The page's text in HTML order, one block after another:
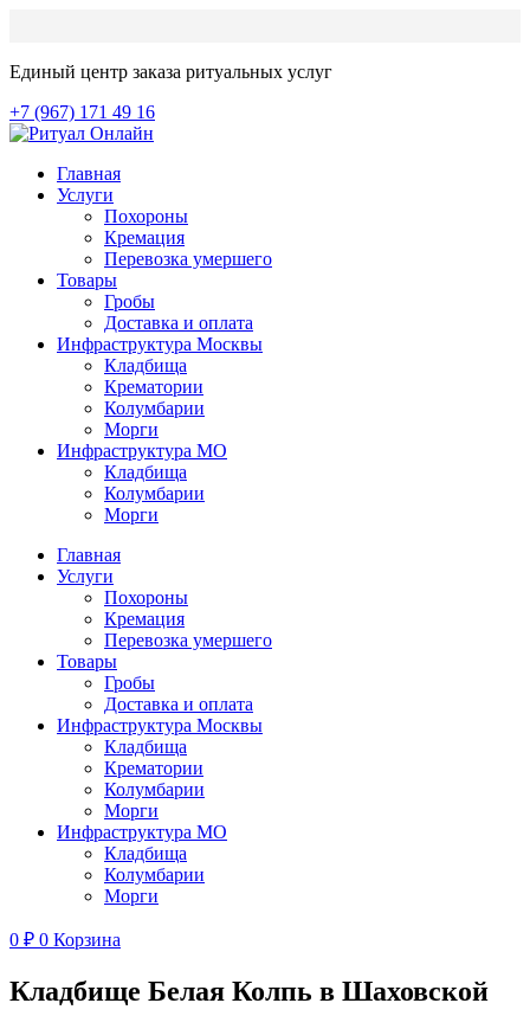
Единый центр заказа ритуальных услуг
+7 (967) 171 49 16
Главная
Услуги
Похороны
Кремация
Перевозка умершего
Товары
Гробы
Доставка и оплата
Инфраструктура Москвы
Кладбища
Крематории
Колумбарии
Морги
Инфраструктура МО
Кладбища
Колумбарии
Морги
Главная
Услуги
Похороны
Кремация
Перевозка умершего
Товары
Гробы
Доставка и оплата
Инфраструктура Москвы
Кладбища
Крематории
Колумбарии
Морги
Инфраструктура МО
Кладбища
Колумбарии
Морги
0 ₽ 0 Корзина
Кладбище Белая Колпь в Шаховской